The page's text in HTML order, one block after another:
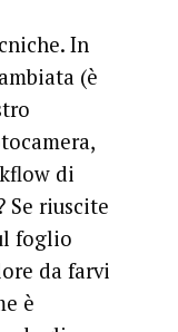
In
(è
di
Se riuscite
foglio
da farvi
è